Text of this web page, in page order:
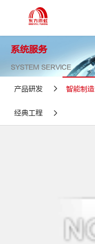
系统服务
SYSTEM SERVICE
产品研发 智能制造
经典工程